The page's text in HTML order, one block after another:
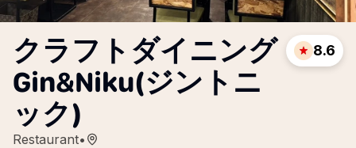
クラフトダイニング
Gin&Niku(ジントニ
ック)
Restaurant•
8.6